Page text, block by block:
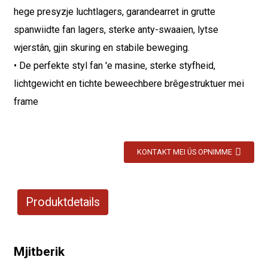
hege presyzje luchtlagers, garandearret in grutte
spanwiidte fan lagers, sterke anty-swaaien, lytse
wjerstân, gjin skuring en stabile beweging.
• De perfekte styl fan 'e masine, sterke styfheid,
lichtgewicht en tichte beweechbere brêgestruktuer mei
frame
KONTAKT MEI ÚS OPNIMME
Produktdetails
Mjitberik